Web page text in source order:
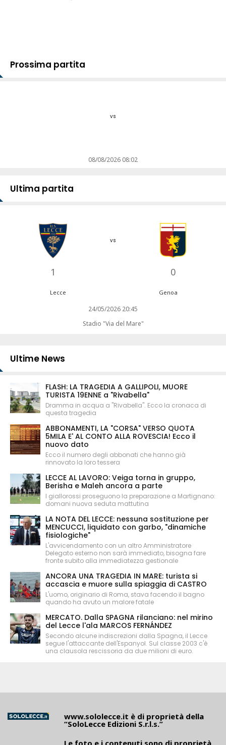
Prossima partita
vs
08/08/2026 08:02
Ultima partita
1
vs
0
Lecce Genoa
24/05/2026 20:45
Stadio "Via del Mare"
Ultime News
FLASH: LA TRAGEDIA A GALLIPOLI, MUORE
TURISTA 19ENNE a "Rivabella"
Dramma in acqua a "Rivabella". Ecco la cronaca di
questa tragedia
ABBONAMENTI, LA "CORSA" VERSO QUOTA
5MILA E' AL CONTO ALLA ROVESCIA! Ecco il
nuovo dato
Ecco il numero degli abbonati che hanno già
rinnovato la loro tessera
LECCE AL LAVORO: Veiga torna in gruppo,
Berisha e Maleh ancora a parte
I giallorossi proseguono la preparazione a Martignano:
domani nuova seduta mattutina
LA NOTA DEL LECCE: nessuna sostituzione per
MENCUCCI, liquidato con garbo, "dinamiche
fisiologiche"
L'avvicendamento con un altro Amministratore
Delegato esterno non sarà immediato, bisogna fare
fronte subito alla immediatezza gestionale
ANCORA UNA TRAGEDIA IN MARE: turista si
accascia e muore sulla spiaggia di CASTRO
L'uomo, originario di Roma, stava facendo il bagno
quando ha avuto un malore fatale
MERCATO. Dalla SPAGNA rilanciano: nel mirino
del Lecce l'ala MARCOS FERNÁNDEZ
Secondo alcune indiscrezioni dalla Spagna, il Lecce
segue l'attaccante dell'Espanyol. Sul classe 2003 c'è
una clausola rescissoria da due milioni di euro.
www.sololecce.it è di proprietà della
“SoloLecce Edizioni S.r.l.s.”
Le foto e i contenuti sono di proprietà